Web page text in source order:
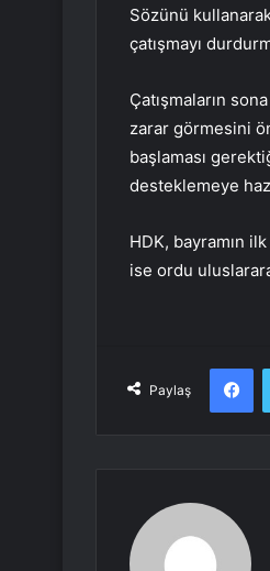
Sözünü
çatışmayı
Çatışmaların
zarar görmesini
başlaması
desteklemeye
HDK, bayramın
ise ordu
Paylaş